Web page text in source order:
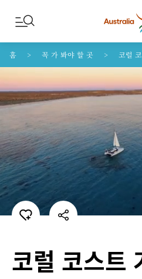
콘텐트로 건너뛰기
꼬리말 내비게이션으로 건너뛰기
홈 꼭 가 봐야 할 곳 코럴
코럴 코스트